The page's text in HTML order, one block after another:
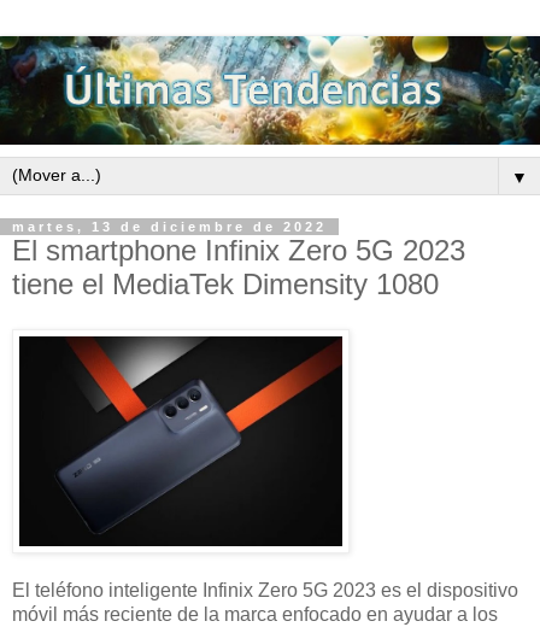
▼
martes, 13 de diciembre de 2022
El smartphone Infinix Zero 5G 2023
tiene el MediaTek Dimensity 1080
El teléfono inteligente Infinix Zero 5G 2023 es el dispositivo
móvil más reciente de la marca enfocado en ayudar a los